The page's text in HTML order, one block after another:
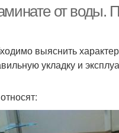
от
выяснить
укладку и